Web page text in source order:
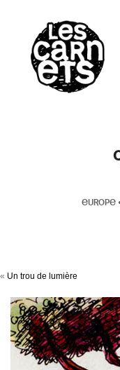
EUROPE
« Un trou de lumière